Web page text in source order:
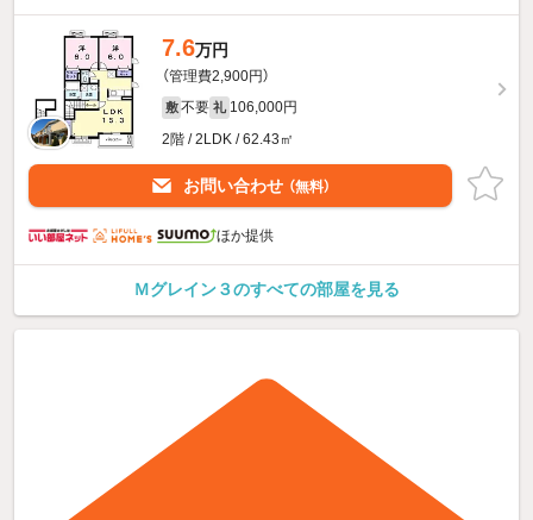
7.6万円
（管理費2,900円）
敷 不要 礼 106,000円
2階 / 2LDK / 62.43㎡
お問い合わせ （無料）
ほか提供
Ｍグレイン３のすべての部屋を見る